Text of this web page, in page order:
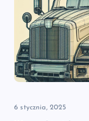
6 stycznia, 2025